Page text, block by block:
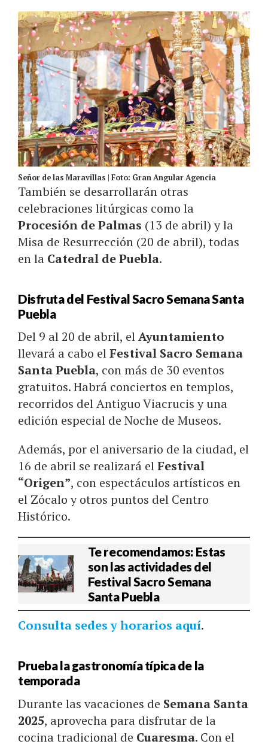
Señor de las Maravillas | Foto: Gran Angular Agencia
También se desarrollarán otras
celebraciones litúrgicas como la
Procesión de Palmas (13 de abril) y la
Misa de Resurrección (20 de abril), todas
en la Catedral de Puebla.
Disfruta del Festival Sacro Semana Santa
Puebla
Del 9 al 20 de abril, elAyuntamiento
llevará a cabo elFestival Sacro Semana
Santa Puebla, con más de 30 eventos
gratuitos. Habrá conciertos en templos,
recorridos del Antiguo Viacrucis y una
edición especial de Noche de Museos.
Además, por el aniversario de la ciudad, el
16 de abril se realizará elFestival
“Origen”, con espectáculos artísticos en
el Zócalo y otros puntos del Centro
Histórico.
Te recomendamos: Estas
son las actividades del
Festival Sacro Semana
Santa Puebla
Consulta sedes y horarios aquí.
Prueba la gastronomía típica de la
temporada
Durante las vacaciones de Semana Santa
2025, aprovecha para disfrutar de la
cocina tradicional de Cuaresma. Con el